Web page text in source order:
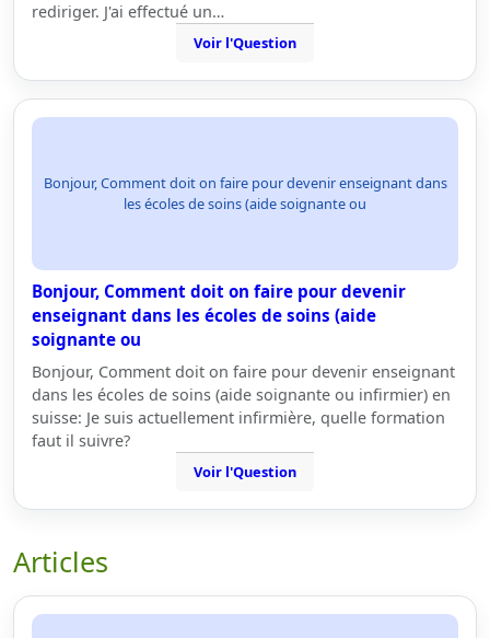
rediriger. J'ai effectué un…
Voir l'Question
Bonjour, Comment doit on faire pour devenir enseignant dans
les écoles de soins (aide soignante ou
Bonjour, Comment doit on faire pour devenir
enseignant dans les écoles de soins (aide
soignante ou
Bonjour, Comment doit on faire pour devenir enseignant
dans les écoles de soins (aide soignante ou infirmier) en
suisse: Je suis actuellement infirmière, quelle formation
faut il suivre?
Voir l'Question
Articles